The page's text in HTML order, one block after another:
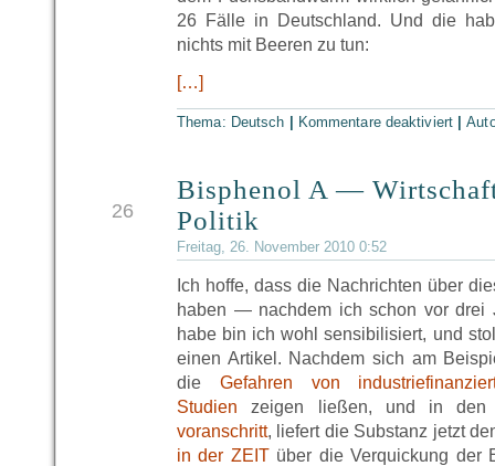
26 Fälle in Deutschland. Und die
nichts mit Beeren zu tun:
[…]
Thema: Deutsch Kommentare deaktiviert|
26
Bisphenol A —
Politik
Freitag, 26. November 2010 0:52
Ich hoffe, dass die Nachrichten über
haben — nachdem ich schon vor drei
habe bin ich wohl sensibilisiert, und
einen Artikel. Nachdem sich am
die Gefahren von
Studien zeigen ließen, und in
voranschritt, liefert die Substanz jetzt
in der ZEITüber die Verquickung der